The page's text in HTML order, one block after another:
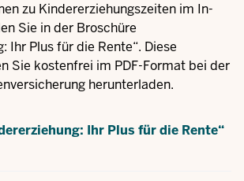
zu Kindererziehungszeiten im In-
Sie in der Broschüre
Ihr Plus für die Rente“. Diese
Sie kostenfrei im PDF-Format bei der
herunterladen.
Ihr Plus für die Rente“